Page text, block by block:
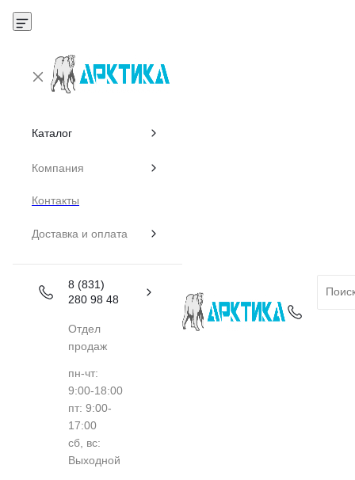
Каталог
Компания
Контакты
Доставка и оплата
8 (831)
280 98 48
Отдел
продаж
пн-чт:
9:00-18:00
пт: 9:00-
17:00
сб, вс:
Выходной